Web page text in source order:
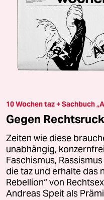
10 Wochen taz + Sachbuch
Gegen
Zeiten wie diese
unabhängig,
Faschismus,
die taz und erhalte das
Rebellion“ von
Andreas Speit als